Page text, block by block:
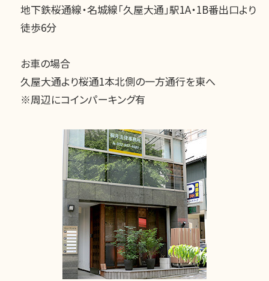
地下鉄桜通線・名城線「久屋大通」駅1A・1B番出口より
徒歩6分
お車の場合
久屋大通より桜通1本北側の一方通行を東へ
※周辺にコインパーキング有